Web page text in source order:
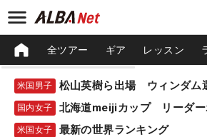
全ツアー ギア レッスン
米国男子
国内女子 北海道meijiカップ リーダー
米国女子 最新の世界ランキング